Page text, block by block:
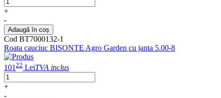
+
-
Adaugă în coș
Cod BT7000132-1
Roata cauciuc BISONTE Agro Garden cu janta 5.00-8
101 22 LeiTVA inclus
+
-